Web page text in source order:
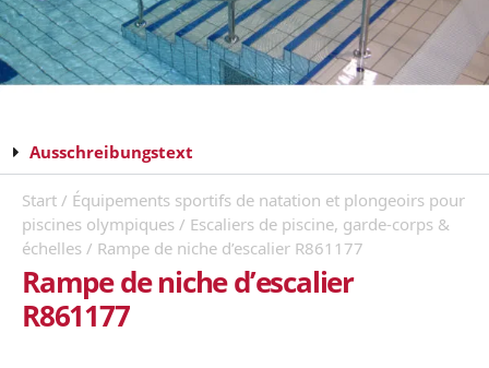
Ausschreibungstext
Start / Équipements sportifs de natation et plongeoirs pour
piscines olympiques / Escaliers de piscine, garde-corps &
échelles / Rampe de niche d’escalier R861177
Rampe de niche d’escalier
R861177